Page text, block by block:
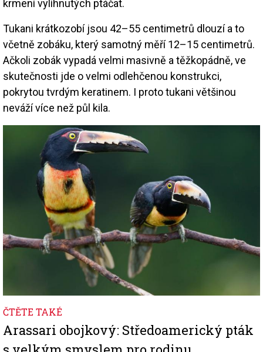
krmení vylíhnutých ptáčat.
Tukani krátkozobí jsou 42–55 centimetrů dlouzí a to
včetně zobáku, který samotný měří 12–15 centimetrů.
Ačkoli zobák vypadá velmi masivně a těžkopádně, ve
skutečnosti jde o velmi odlehčenou konstrukci,
pokrytou tvrdým keratinem. I proto tukani většinou
neváží více než půl kila.
ČTĚTE TAKÉ
Arassari obojkový: Středoamerický pták